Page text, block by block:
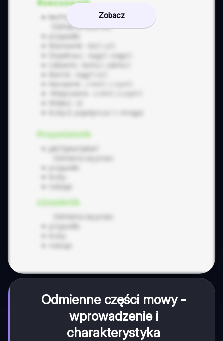
Zobacz
Odmienne części mowy -
wprowadzenie i
charakterystyka